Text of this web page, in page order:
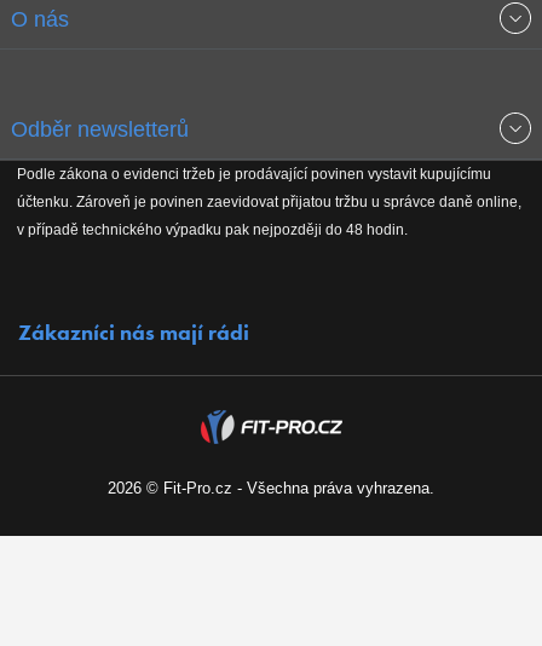
Obchodní podmínky
Reklamační řád
O nás
Koho podporujeme
Odběr newsletterů
Získejte přehled o novinkách, slevách, akčním zboží a upozornění
na nové články v magazínu!
Podle zákona o evidenci tržeb je prodávající povinen vystavit kupujícímu
účtenku. Zároveň je povinen zaevidovat přijatou tržbu u správce daně online,
v případě technického výpadku pak nejpozději do 48 hodin.
Zákazníci nás mají rádi
2026 © Fit-Pro.cz - Všechna práva vyhrazena.